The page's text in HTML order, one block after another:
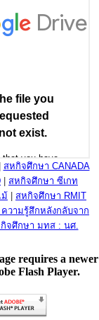
สหกิจศึกษา CANADA
สหกิจศึกษา ซีเกท
สหกิจศึกษา RMIT
วามรู้สึกหลังกลับจาก
จศึกษา มทส : นศ.
requires a newer
Flash Player.